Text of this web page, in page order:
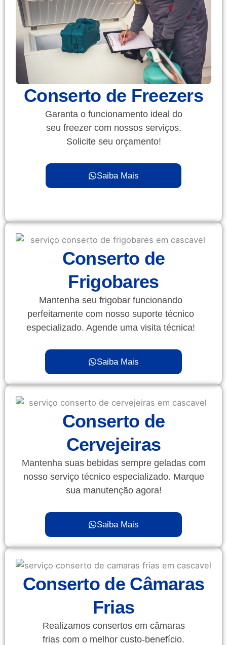
Conserto de Freezers
Garanta o funcionamento ideal do
seu freezer com nossos serviços.
Solicite seu orçamento!
Saiba Mais
Conserto de
Frigobares
Mantenha seu frigobar funcionando
perfeitamente com nosso suporte técnico
especializado. Agende uma visita técnica!
Saiba Mais
Conserto de
Cervejeiras
Mantenha suas bebidas sempre geladas com
nosso serviço técnico especializado. Marque
sua manutenção agora!
Saiba Mais
Conserto de Câmaras
Frias
Realizamos consertos em câmaras
frias com o melhor custo-benefício.